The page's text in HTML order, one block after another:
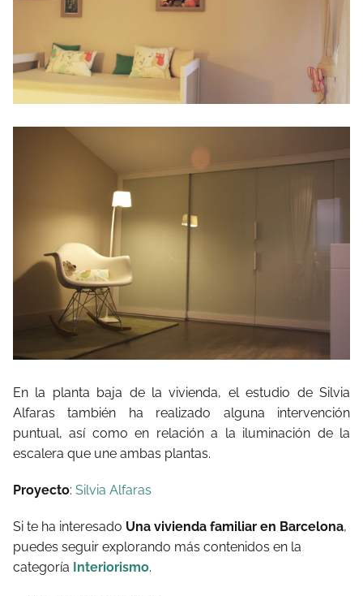
En la planta baja de la vivienda, el estudio de Silvia
Alfaras también ha realizado alguna intervención
puntual, así como en relación a la iluminación de la
escalera que une ambas plantas.
Proyecto: Silvia Alfaras
Si te ha interesado Una vivienda familiar en Barcelona,
puedes seguir explorando más contenidos en la
categoría Interiorismo.